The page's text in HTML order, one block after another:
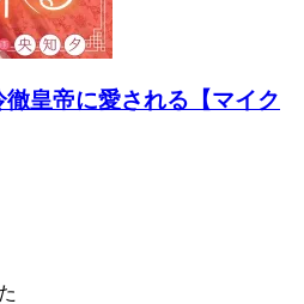
皇帝に愛される【マイク